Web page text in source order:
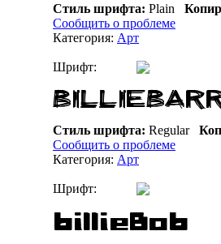
Стиль шрифта: Plain
Сообщить о проблеме
Категория: Арт
Шрифт:
Стиль шрифта: Regular
Сообщить о проблеме
Категория: Арт
Шрифт: